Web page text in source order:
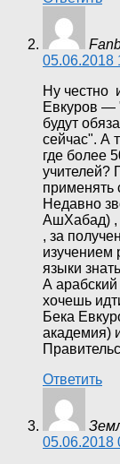
05.06.2018
Ну честно
Евкуров —
будут
сейчас". А
где более
учителей?
применять
Недавно
АшХабад) ,
, за
изучением
языки
А арабский
хочешь
Бека
академия)
Ответить
05.06.2018